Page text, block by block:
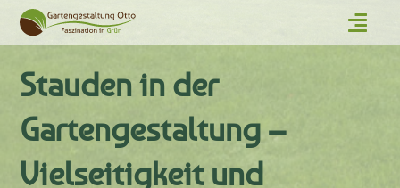
Stauden in der
Gartengestaltung –
Vielseitigkeit und